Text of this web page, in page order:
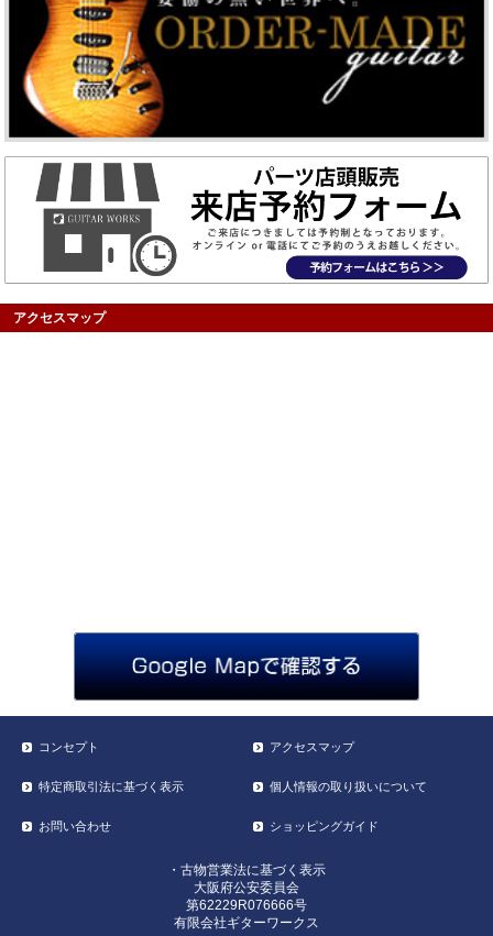
アクセスマップ
コンセプト アクセスマップ
特定商取引法に基づく表示 個人情報の取り扱いについて
お問い合わせ ショッピングガイド
・古物営業法に基づく表示
大阪府公安委員会
第62229R076666号
有限会社ギターワークス